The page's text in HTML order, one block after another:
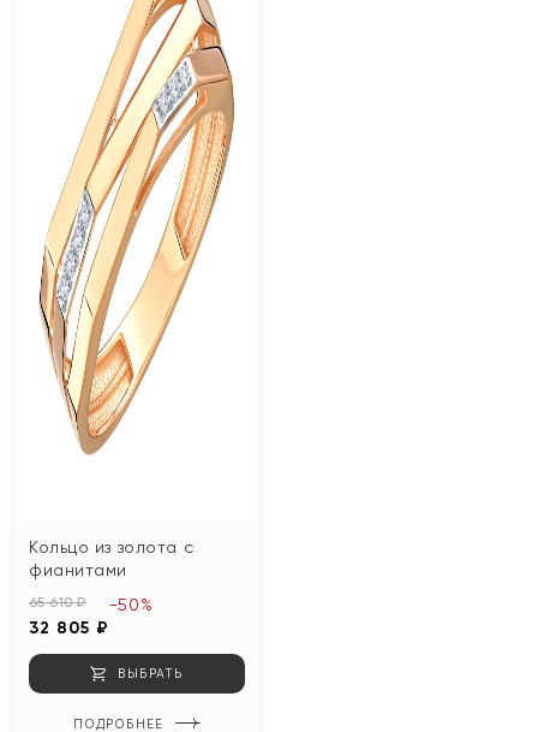
Кольцо из золота с
фианитами
65 610 ₽
32 805 ₽
-50%
ВЫБРАТЬ
ПОДРОБНЕЕ